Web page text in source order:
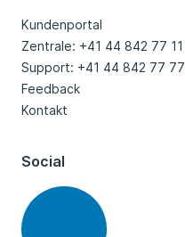
Kundenportal
Zentrale: +41 44 842 77 11
Support: +41 44 842 77 77
Feedback
Kontakt
Social